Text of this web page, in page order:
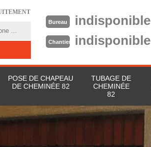
Bureau indisponible
Chantier indisponible
POSE DE CHAPEAU
DE CHEMINÉE 82
TUBAGE DE
CHEMINÉE
82